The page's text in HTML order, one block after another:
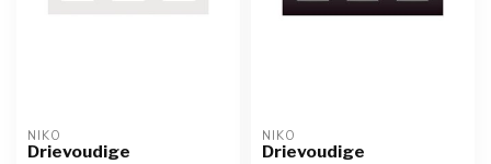
NIKO
Drievoudige
NIKO
Drievoudige